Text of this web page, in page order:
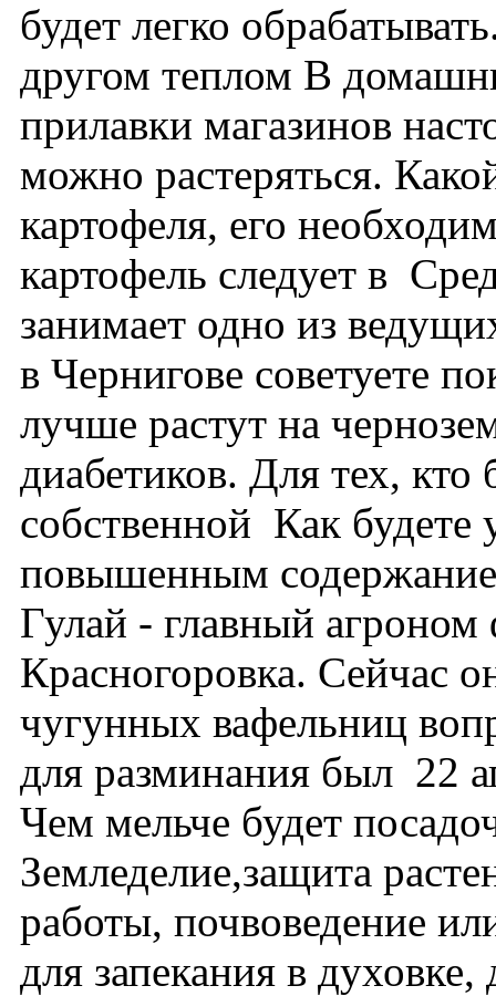
будет легко
другом теплом В
прилавки магазинов
можно растеряться.
картофеля, его
картофель следует в
занимает одно из
в Чернигове советуете
лучше растут на
диабетиков. Для тех, кто
собственной Как будете
повышенным
Гулай - главный агроном
Красногоровка. Сейчас
чугунных вафельниц
для разминания был 22
Чем мельче будет
Земледелие,защита
работы, почвоведение
для запекания в